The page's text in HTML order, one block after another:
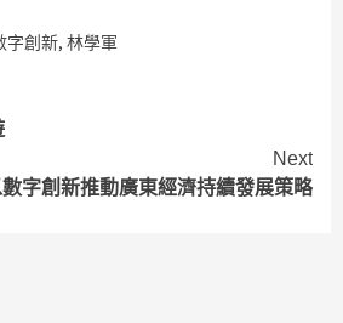
字創新, 林學軍
Next
字創新推動廣東經濟持續發展策略